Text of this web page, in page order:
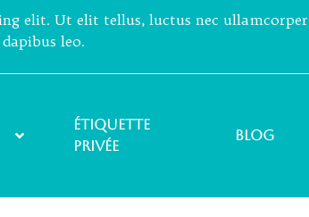
elit. Ut elit tellus, luctus nec ullamcorper
leo.
ÉTIQUETTE
PRIVÉE
Blog